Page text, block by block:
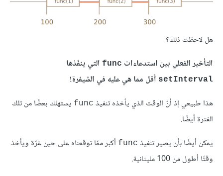
هل لاحظت ذلك؟
التأخير الفعلي بين استدعاءات ‎func‎ التي ينفّذها
‎setInterval‎ أقل مما هي عليه في الشيفرة!
هذا طبيعي إذ أنّ الوقت الذي يأخذه تنفيذ ‎func‎ يستهلك بعضًا من تلك
الفترة أيضًا.
يمكن أيضًا بأن يصير تنفيذ ‎func‎ أكبر ممّا توقعناه على حين غرّة ويأخذ
وقتًا أطول من 100 مليثانية.